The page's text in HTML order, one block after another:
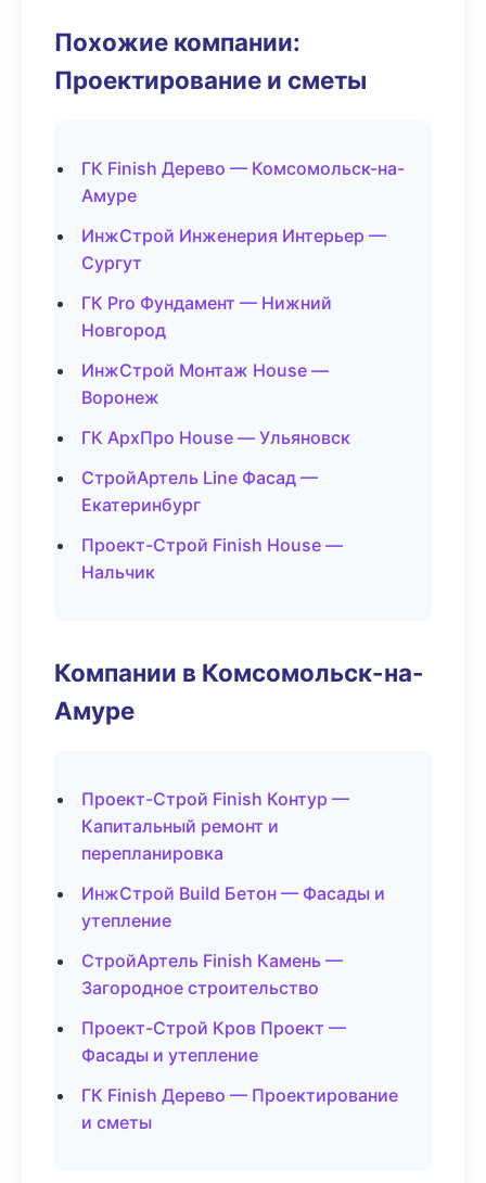
Похожие компании:
Проектирование и сметы
ГК Finish Дерево — Комсомольск-на-
Амуре
ИнжСтрой Инженерия Интерьер —
Сургут
ГК Pro Фундамент — Нижний
Новгород
ИнжСтрой Монтаж House —
Воронеж
ГК АрхПро House — Ульяновск
СтройАртель Line Фасад —
Екатеринбург
Проект-Строй Finish House —
Нальчик
Компании в Комсомольск-на-
Амуре
Проект-Строй Finish Контур —
Капитальный ремонт и
перепланировка
ИнжСтрой Build Бетон — Фасады и
утепление
СтройАртель Finish Камень —
Загородное строительство
Проект-Строй Кров Проект —
Фасады и утепление
ГК Finish Дерево — Проектирование
и сметы